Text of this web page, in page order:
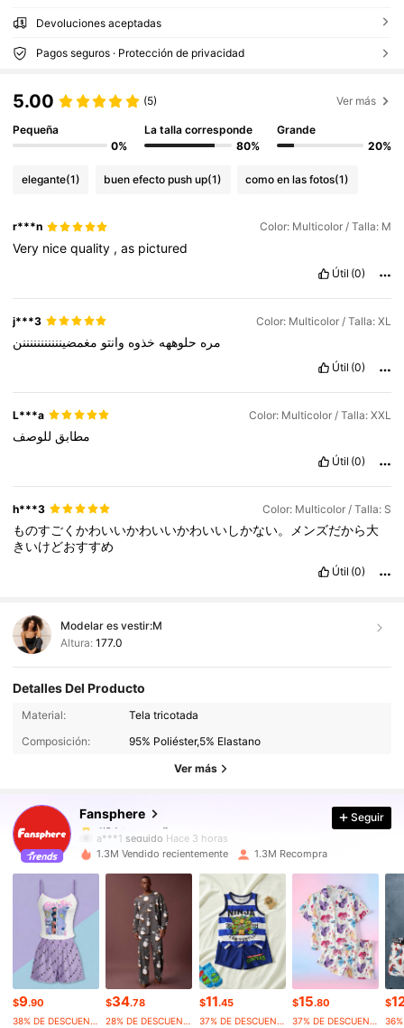
Devoluciones aceptadas
Pagos seguros · Protección de privacidad
5.00 (5) Ver más
Pequeña
0%
La talla corresponde
80%
Grande
20%
elegante(1) buen efecto push up(1) como en las fotos(1)
r***n Color: Multicolor / Talla: M
Very nicequality ,as pictured
Útil (0)
j***3 Color: Multicolor / Talla: XL
مره حلوههه خذوه وانتو مغمضينننننننننننن
Útil (0)
L***a Color: Multicolor / Talla: XXL
مطابق للوصف
Útil (0)
h***3 Color: Multicolor / Talla: S
ものすごくかわいいかわいいかわいいしかない。メンズだから大
きいけどおすすめ
Útil (0)
Modelar es vestir:M
Altura: 177.0
Detalles Del Producto
Material:
Tela tricotada
Composición:
95% Poliéster,5% Elastano
Ver más
Fansphere
1.1M Seguidores
1.1M Seguidores
4.94
1.1M Seguidores
a***1 seguido Hace 3 horas
4.94
4.94 1.1M Seguidores
1.1M Seguidores
1.1M Seguidores
1.1M Seguidores
4.94 1.1M Seguidores
Seguir
1.3M Vendido recientemente 1.3M Recompra
$9.90
38% DE DESCUENTO
$34.78
28% DE DESCUENTO
$11.45
37% DE DESCUENTO
$15.80
37% DE DESCUENTO
$